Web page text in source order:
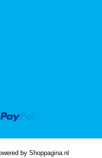
by Shoppagina.nl